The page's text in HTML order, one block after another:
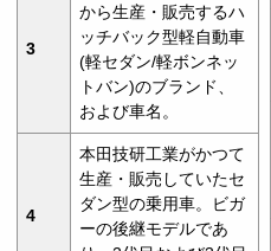
3
から生産・販売するハ
ッチバック型軽自動車
(軽セダン/軽ボンネッ
トバン)のブランド、
および車名。
4
本田技研工業がかつて
生産・販売していたセ
ダン型の乗用車。ビガ
ーの後継モデルであ